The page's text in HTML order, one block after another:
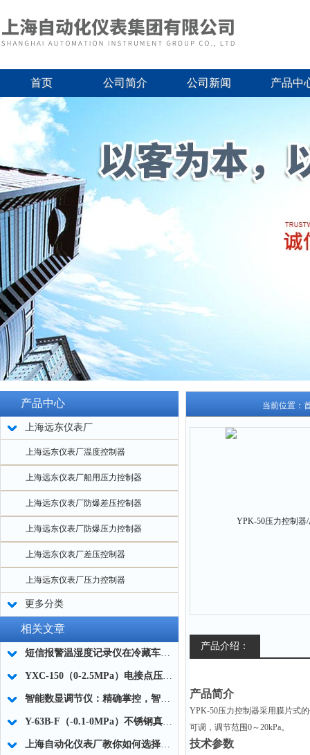
首页 公司简介 公司新闻 产品中
产品中心
上海远东仪表厂
上海远东仪表厂温度控制器
上海远东仪表厂船用压力控制器
上海远东仪表厂防爆差压控制器
上海远东仪表厂防爆压力控制器
上海远东仪表厂差压控制器
上海远东仪表厂压力控制器
更多分类
相关文章
短信报警温湿度记录仪在冷藏车上的应用及使用难点
YXC-150（0-2.5MPa）电接点压力表
智能数显调节仪：精确掌控，智能制造
Y-63B-F（-0.1-0MPa）不锈钢真空压力表的工作原理及选型
上海自动化仪表厂教你如何选择耐磨热电偶
当前位置：
产品介绍：
产品简介
YPK-50压力控制器采用膜片式
可调，调节范围0～20kPa。
技术参数